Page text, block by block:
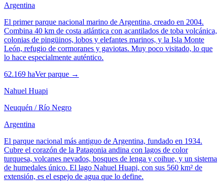
Argentina
El primer parque nacional marino de Argentina, creado en 2004.
Combina 40 km de costa atlántica con acantilados de toba volcánica,
colonias de pingüinos, lobos y elefantes marinos, y la Isla Monte
León, refugio de cormoranes y gaviotas. Muy poco visitado, lo que
lo hace especialmente auténtico.
62.169 haVer parque →
Nahuel Huapi
Neuquén / Río Negro
Argentina
El parque nacional más antiguo de Argentina, fundado en 1934.
Cubre el corazón de la Patagonia andina con lagos de color
turquesa, volcanes nevados, bosques de lenga y coihue, y un sistema
de humedales único. El lago Nahuel Huapi, con sus 560 km² de
extensión, es el espejo de agua que lo define.